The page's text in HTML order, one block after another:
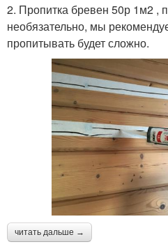
2. Пропитка бревен 50р 1м2 ,
необязательно, мы
пропитывать будет сложно.
читать дальше →